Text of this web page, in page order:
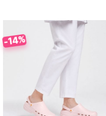
-14%